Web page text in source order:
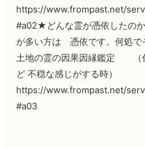
https://www.frompast.net/
#a02★どんな霊が憑依したの
が多い方は 憑依です。何処
土地の霊の因果因縁鑑定 （
ど 不穏な感じがする時）
https://www.frompast.net/
#a03